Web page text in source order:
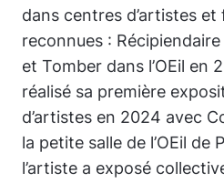
dans centres d’artistes
reconnues :
et Tomber dans l’OEil en
réalisé sa première
d’artistes en 2024 avec
la petite salle de l’OEil de
l’artiste a exposé